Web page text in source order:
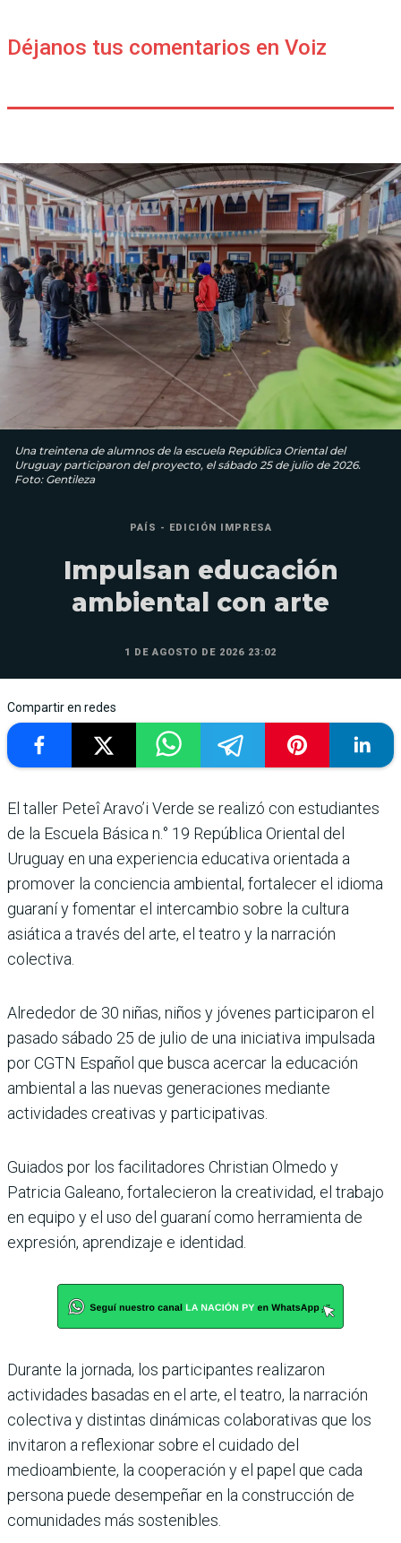
Déjanos tus comentarios en Voiz
Una treintena de alumnos de la escuela República Oriental del
Uruguay participaron del proyecto, el sábado 25 de julio de 2026.
Foto: Gentileza
PAÍS - EDICIÓN IMPRESA
Impulsan educación
ambiental con arte
1 DE AGOSTO DE 2026 23:02
Compartir en redes
El taller Peteî Aravo’i Verde se realizó con estudiantes
de la Escuela Básica n.° 19 República Oriental del
Uruguay en una experiencia educativa orientada a
promover la conciencia ambiental, fortalecer el idioma
guaraní y fomentar el intercambio sobre la cultura
asiática a través del arte, el teatro y la narración
colectiva.
Alrededor de 30 niñas, niños y jóvenes participaron el
pasado sábado 25 de julio de una iniciativa impulsada
por CGTN Español que busca acercar la educación
ambiental a las nuevas generaciones mediante
actividades creativas y participativas.
Guiados por los facilitadores Christian Olmedo y
Patricia Galeano, fortalecieron la creatividad, el trabajo
en equipo y el uso del guaraní como herramienta de
expresión, aprendizaje e identidad.
Durante la jornada, los participantes realizaron
actividades basadas en el arte, el teatro, la narración
colectiva y distintas dinámicas colaborativas que los
invitaron a reflexionar sobre el cuidado del
medioambiente, la cooperación y el papel que cada
persona puede desempeñar en la construcción de
comunidades más sostenibles.